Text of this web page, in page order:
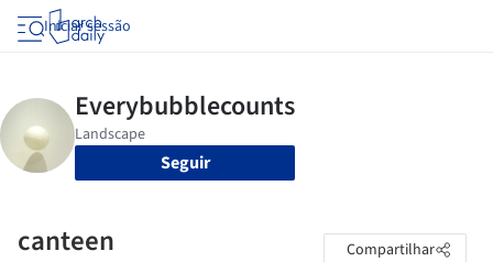
Iniciar sessão
Seguir
canteen Compartilhar